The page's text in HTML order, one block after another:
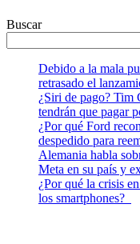
Buscar
Debido a la mala
retrasado el
¿Siri de pago? Tim
tendrán que pagar
¿Por qué Ford
despedido para
Alemania habla
Meta en su país y
¿Por qué la crisis
los smartphones?